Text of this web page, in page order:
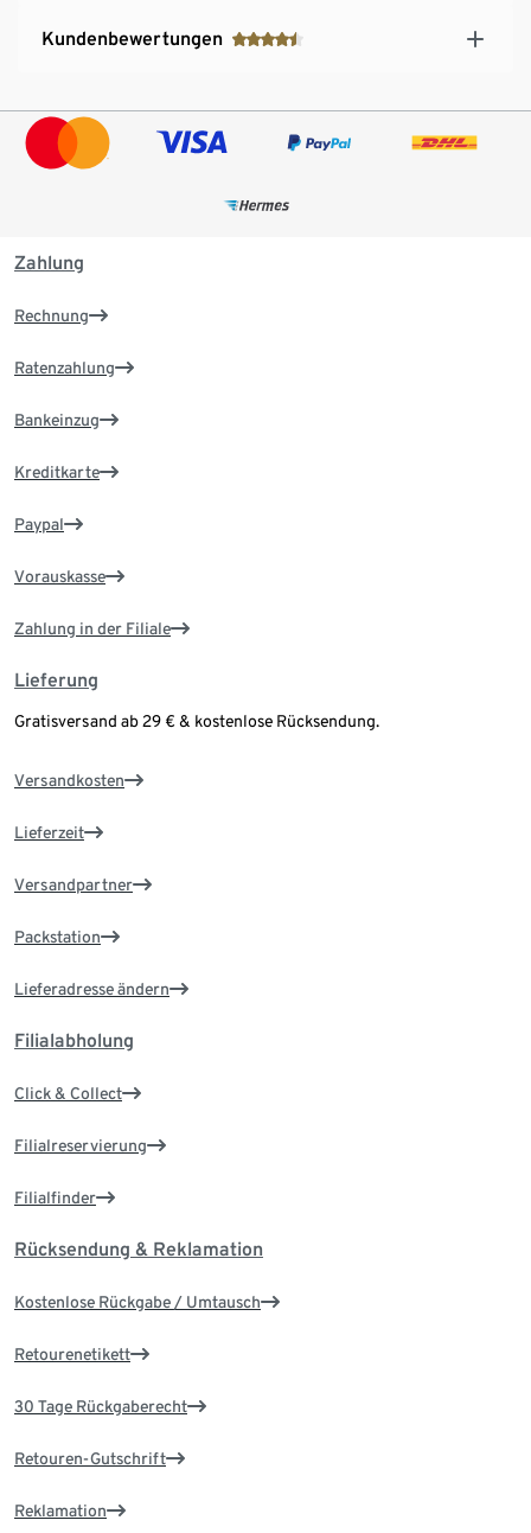
Kundenbewertungen
Zahlung
Rechnung
Ratenzahlung
Bankeinzug
Kreditkarte
Paypal
Vorauskasse
Zahlung in der Filiale
Lieferung
Gratisversand ab 29 € & kostenlose Rücksendung.
Versandkosten
Lieferzeit
Versandpartner
Packstation
Lieferadresse ändern
Filialabholung
Click & Collect
Filialreservierung
Filialfinder
Rücksendung & Reklamation
Kostenlose Rückgabe / Umtausch
Retourenetikett
30 Tage Rückgaberecht
Retouren-Gutschrift
Reklamation